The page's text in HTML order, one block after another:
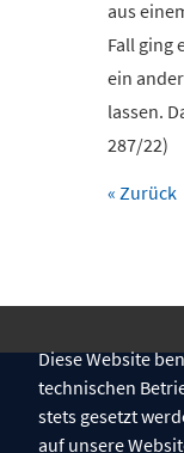
Diese Website
technischen
stets gesetzt
auf unsere
aus
Fall ging
ein
lassen.
287/22)
« Zurück